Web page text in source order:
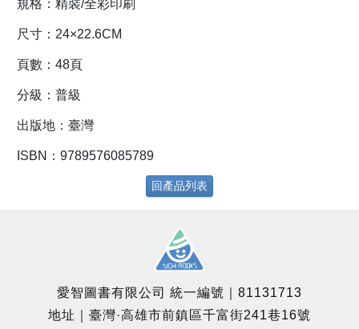
規格：精裝/全彩印刷
尺寸：24×22.6CM
頁數：48頁
分級：普級
出版地：臺灣
ISBN：9789576085789
回產品列表
愛智圖書有限公司 統一編號｜81131713
地址｜臺灣·高雄市前鎮區千富街241巷16號